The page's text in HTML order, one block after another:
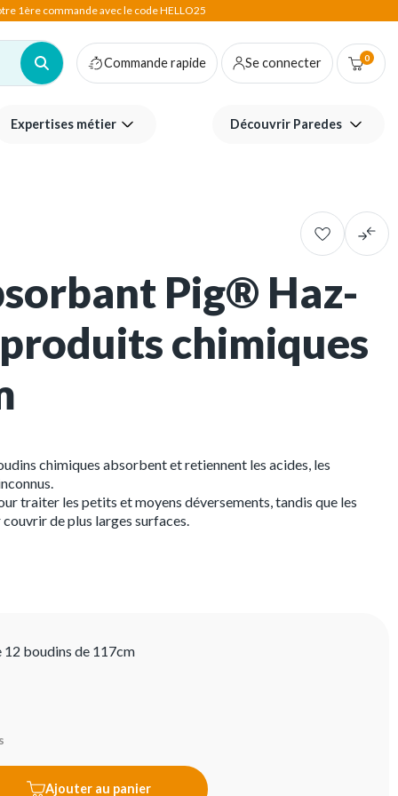
1ère commande avec le code HELLO25
Commande rapide Se connecter 0
Expertises métier Découvrir Paredes
Pig® Haz-
chimiques
chimiques absorbent et retiennent les acides, les
traiter les petits et moyens déversements, tandis que les
de plus larges surfaces.
12 boudins de 117cm
Ajouter au panier